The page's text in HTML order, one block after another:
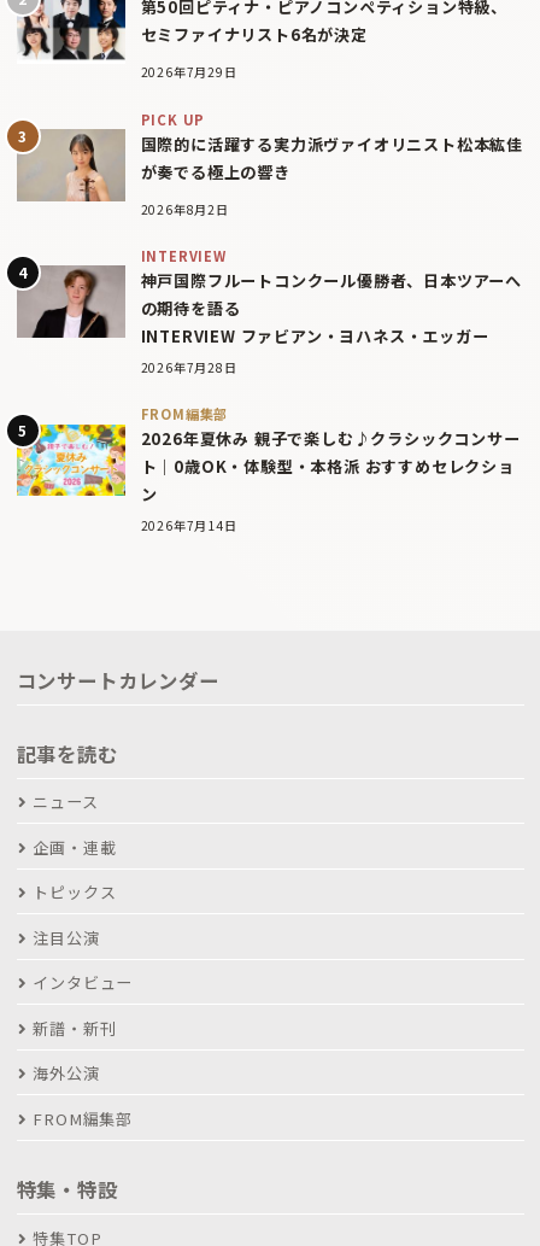
第50回ピティナ・ピアノコンペティション特級、
セミファイナリスト6名が決定
2026年7月29日
PICK UP
国際的に活躍する実力派ヴァイオリニスト松本紘佳
が奏でる極上の響き
2026年8月2日
INTERVIEW
神戸国際フルートコンクール優勝者、日本ツアーへ
の期待を語る
INTERVIEW ファビアン・ヨハネス・エッガー
2026年7月28日
FROM編集部
2026年夏休み 親子で楽しむ♪クラシックコンサー
ト｜0歳OK・体験型・本格派 おすすめセレクショ
ン
2026年7月14日
コンサートカレンダー
記事を読む
ニュース
企画・連載
トピックス
注目公演
インタビュー
新譜・新刊
海外公演
FROM編集部
特集・特設
特集TOP